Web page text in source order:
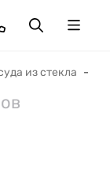
из стекла